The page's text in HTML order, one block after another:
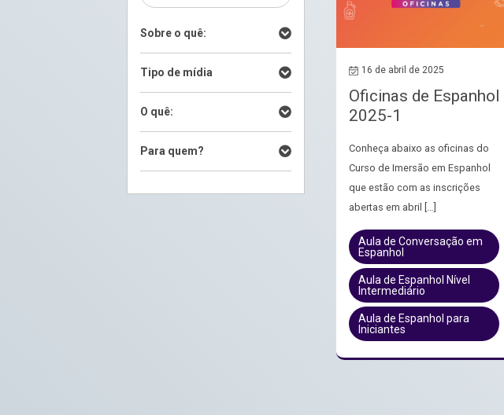
Sobre o quê:
Tipo de mídia
O quê:
Para quem?
16 de abril de 2025
Oficinas de Espanhol
2025-1
Conheça abaixo as oficinas do
Curso de Imersão em Espanhol
que estão com as inscrições
abertas em abril […]
Aula de Conversação em
Espanhol
Aula de Espanhol Nível
Intermediário
Aula de Espanhol para
Iniciantes